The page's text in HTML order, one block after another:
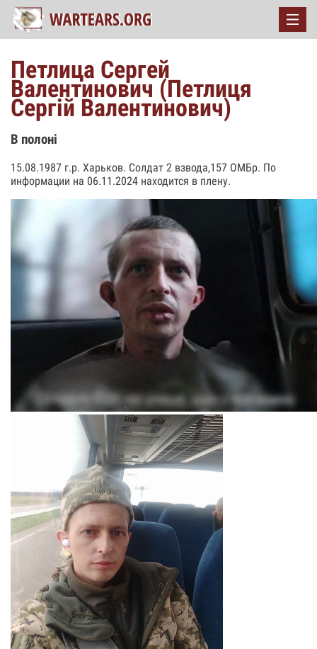
Петлица Сергей
Валентинович (Петлиця
Сергій Валентинович)
В полоні
15.08.1987 г.р. Харьков. Солдат 2 взвода,157 ОМБр. По
информации на 06.11.2024 находится в плену.